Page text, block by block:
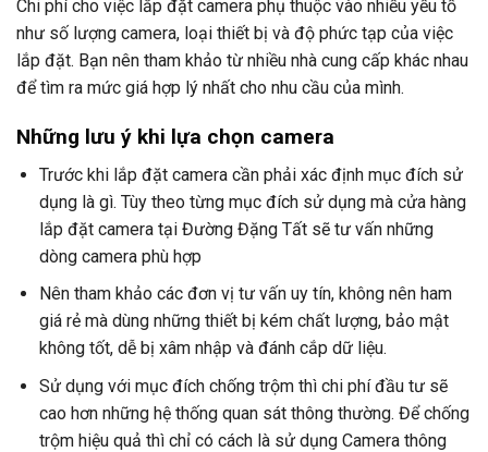
Chi phí cho việc lắp đặt camera phụ thuộc vào nhiều yếu tố
như số lượng camera, loại thiết bị và độ phức tạp của việc
lắp đặt. Bạn nên tham khảo từ nhiều nhà cung cấp khác nhau
để tìm ra mức giá hợp lý nhất cho nhu cầu của mình.
Những lưu ý khi lựa chọn camera
Trước khi lắp đặt camera cần phải xác định mục đích sử
dụng là gì. Tùy theo từng mục đích sử dụng mà cửa hàng
lắp đặt camera tại Đường Đặng Tất sẽ tư vấn những
dòng camera phù hợp
Nên tham khảo các đơn vị tư vấn uy tín, không nên ham
giá rẻ mà dùng những thiết bị kém chất lượng, bảo mật
không tốt, dễ bị xâm nhập và đánh cắp dữ liệu.
Sử dụng với mục đích chống trộm thì chi phí đầu tư sẽ
cao hơn những hệ thống quan sát thông thường. Để chống
trộm hiệu quả thì chỉ có cách là sử dụng Camera thông